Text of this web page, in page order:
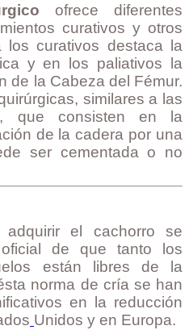
ofrece diferentes
curativos y otros
los curativos destaca la
y en los paliativos la
de la Cabeza del Fémur.
similares a las
que consisten en la
de la cadera por una
ser cementada o no
el cachorro se
de que tanto los
están libres de la
norma de cría se han
en la reducción
Unidos y en Europa.